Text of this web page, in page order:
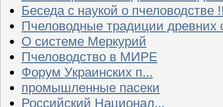
Беседа с наукой о пчеловодстве
Пчеловодные традиции древних
О системе Меркурий
Пчеловодство в МИРЕ
Форум Украинских п...
промышленные пасеки
Российский Национал...